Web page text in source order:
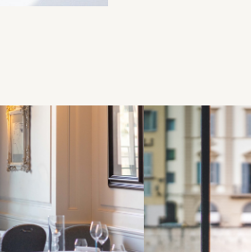
haute
et ambiance ne font